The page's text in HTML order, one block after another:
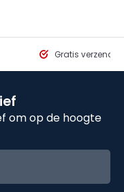
Gratis
om op de hoogte